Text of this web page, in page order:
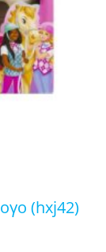
(hxj42)